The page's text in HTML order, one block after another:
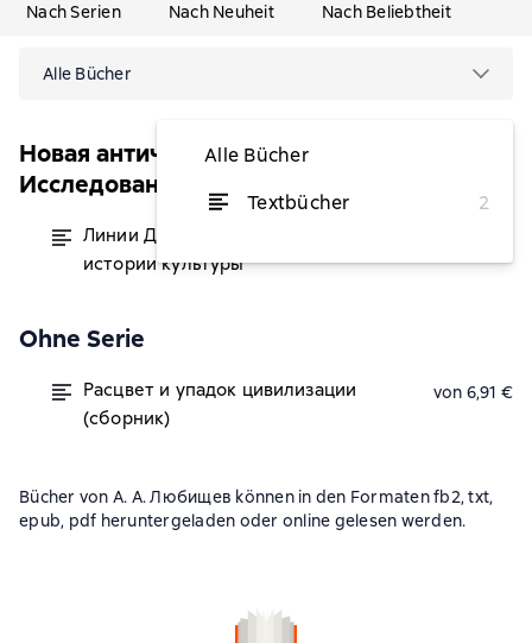
Nach Serien Nach Neuheit Nach Beliebtheit
Alle Bücher
Alle Bücher
Textbücher
2
Новая античная библиотека.
Исследования
Линии Демокрита и Платона в
истории культуры
Ohne Serie
Расцвет и упадок цивилизации
(сборник)
von 6,91 €
Bücher von А. А. Любищев können in den Formaten fb2, txt,
epub, pdf heruntergeladen oder online gelesen werden.